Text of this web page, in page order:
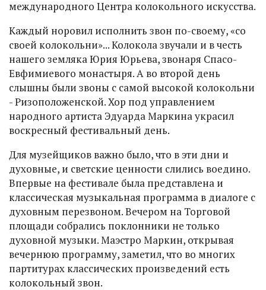
международного Центра колокольного искусства.
Каждый норовил исполнить звон по-своему, «со
своей колокольни»... Колокола звучали и в честь
нашего земляка Юрия Юрьева, звонаря Спасо-
Евфимиевого монастыря. А во второй день
слышны были звоны с самой высокой колокольни
- Ризоположенской. Хор под управлением
народного артиста Эдуарда Маркина украсил
воскресный фестивальный день.
Для музейщиков важно было, что в эти дни и
духовные, и светские ценности слились воедино.
Впервые на фестивале была представлена и
классическая музыкальная программа в диалоге с
духовным перезвоном. Вечером на Торговой
площади собрались поклонники не только
духовной музыки. Маэстро Маркин, открывая
вечернюю программу, заметил, что во многих
партитурах классических произведений есть
колокольный звон.